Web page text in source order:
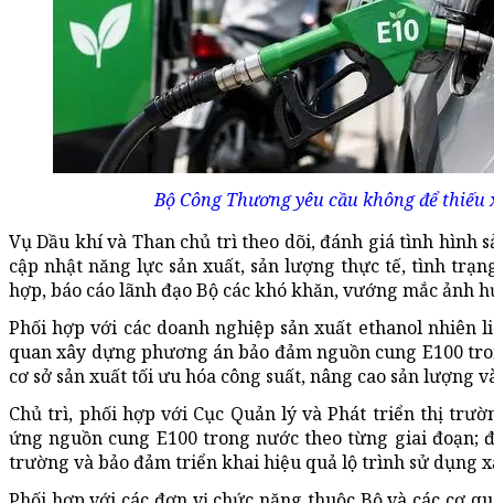
Bộ Công Thương yêu cầu không để
Vụ Dầu khí và Than chủ trì theo dõi, đánh giá tình hình
cập nhật năng lực sản xuất, sản lượng thực tế, tình
hợp, báo cáo lãnh đạo Bộ các khó khăn, vướng mắc ảnh
Phối hợp với các doanh nghiệp sản xuất ethanol
quan xây dựng phương án bảo đảm nguồn cung E100
cơ sở sản xuất tối ưu hóa công suất, nâng cao sản lượng
Chủ trì, phối hợp với Cục Quản lý và Phát triển thị
ứng nguồn cung E100 trong nước theo từng giai đoạn;
trường và bảo đảm triển khai hiệu quả lộ trình sử dụng